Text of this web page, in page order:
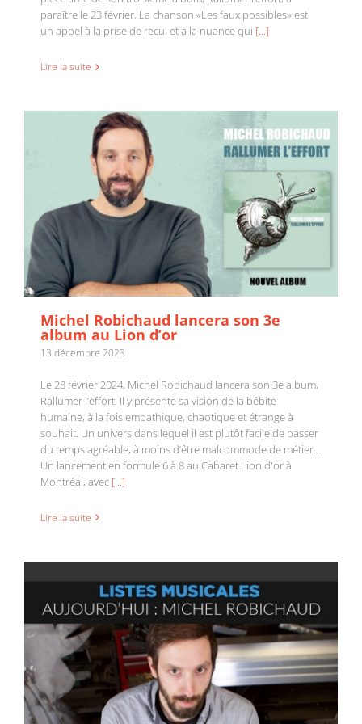
paraître le 23 février. La chanson «Les faux possibles» est
un appel à la prise de recul et à la nuance qui [...]
Lire la suite
Michel Robichaud lancera son 3e album au Lion
d’or
Michel Robichaud lancera son 3e
album au Lion d’or
13 décembre 2023
Le 28 février 2024, Michel Robichaud lancera son 3e album,
Rallumer l’effort. Il y présente sa vision de la bébite
humaine, à la fois empathique, chaotique et étrange à
souhait. Un univers dans lequel il est plutôt facile de passer
du temps agréable, à moins d’être malcommode de métier…
Un lancement en formule 6 à 8 au Cabaret Lion d'or à
Montréal, avec [...]
Lire la suite
Découvrez les recommandations musicales de